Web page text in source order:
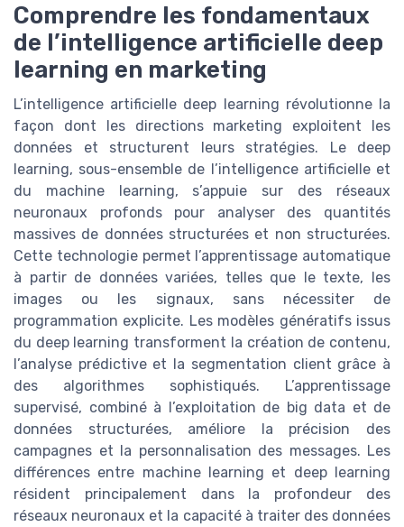
Comprendre les fondamentaux
de l’intelligence artificielle deep
learning en marketing
L’intelligence artificielle deep learning révolutionne la
façon dont les directions marketing exploitent les
données et structurent leurs stratégies. Le deep
learning, sous-ensemble de l’intelligence artificielle et
du machine learning, s’appuie sur des réseaux
neuronaux profonds pour analyser des quantités
massives de données structurées et non structurées.
Cette technologie permet l’apprentissage automatique
à partir de données variées, telles que le texte, les
images ou les signaux, sans nécessiter de
programmation explicite. Les modèles génératifs issus
du deep learning transforment la création de contenu,
l’analyse prédictive et la segmentation client grâce à
des algorithmes sophistiqués. L’apprentissage
supervisé, combiné à l’exploitation de big data et de
données structurées, améliore la précision des
campagnes et la personnalisation des messages. Les
différences entre machine learning et deep learning
résident principalement dans la profondeur des
réseaux neuronaux et la capacité à traiter des données